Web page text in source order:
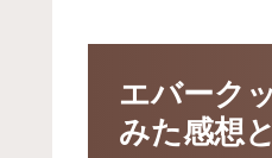
エバーク
みた感想